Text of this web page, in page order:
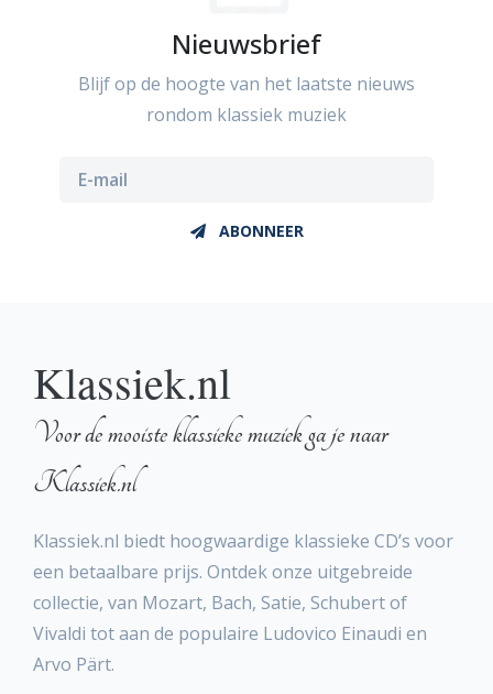
Nieuwsbrief
Blijf op de hoogte van het laatste nieuws
rondom klassiek muziek
ABONNEER
Klassiek.nl
Voor de mooiste klassieke muziek ga je naar
Klassiek.nl
Klassiek.nl biedt hoogwaardige klassieke CD’s voor
een betaalbare prijs. Ontdek onze uitgebreide
collectie, van Mozart, Bach, Satie, Schubert of
Vivaldi tot aan de populaire Ludovico Einaudi en
Arvo Pärt.